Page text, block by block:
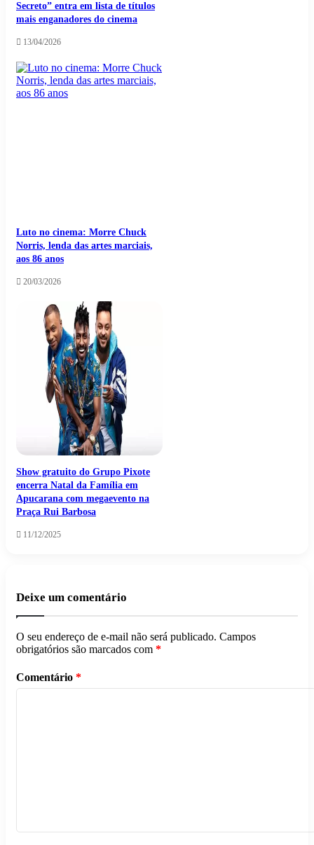
Secreto” entra em lista de títulos
mais enganadores do cinema
13/04/2026
Luto no cinema: Morre Chuck
Norris, lenda das artes marciais,
aos 86 anos
20/03/2026
Show gratuito do Grupo Pixote
encerra Natal da Família em
Apucarana com megaevento na
Praça Rui Barbosa
11/12/2025
Deixe um comentário
O seu endereço de e-mail não será publicado. Campos
obrigatórios são marcados com *
Comentário *